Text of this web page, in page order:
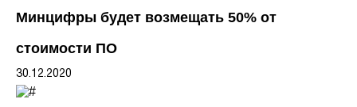
Минцифры будет возмещать 50% от
стоимости ПО
30.12.2020